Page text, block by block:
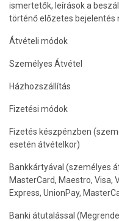
ismertetők, leírások a
történő előzetes bejelentés
Átvételi módok
Személyes Átvétel
Házhozszállítás
Fizetési módok
Fizetés készpénzben
esetén átvételkor)
Bankkártyával (személyes
MasterCard, Maestro, Visa,
Express, UnionPay,
Banki átutalással